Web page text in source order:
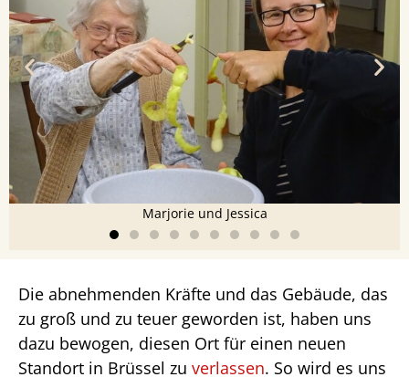
Marjorie und Jessica
Die abnehmenden Kräfte und das Gebäude, das
zu groß und zu teuer geworden ist, haben uns
dazu bewogen, diesen Ort für einen neuen
Standort in Brüssel zu verlassen. So wird es uns